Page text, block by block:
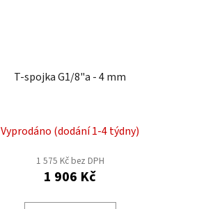
T-spojka G1/8"a - 4 mm
Vyprodáno (dodání 1-4 týdny)
1 575 Kč bez DPH
1 906 Kč